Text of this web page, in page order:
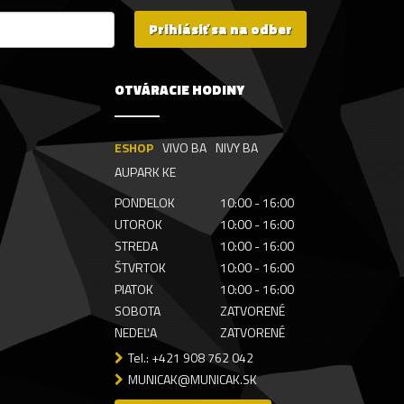
Prihlásiť sa na odber
OTVÁRACIE HODINY
ESHOP VIVO BA NIVY BA
AUPARK KE
PONDELOK
10:00 - 16:00
UTOROK
10:00 - 16:00
STREDA
10:00 - 16:00
ŠTVRTOK
10:00 - 16:00
PIATOK
10:00 - 16:00
SOBOTA
ZATVORENÉ
NEDEĽA
ZATVORENÉ
Tel.: +421 908 762 042
MUNICAK@MUNICAK.SK